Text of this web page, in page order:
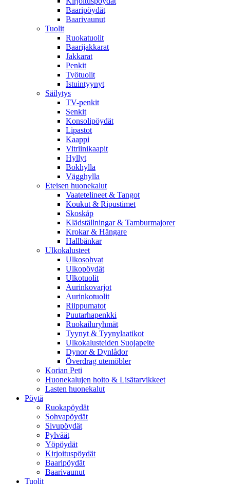
Baaripöydät
Baarivaunut
Tuolit
Ruokatuolit
Baarijakkarat
Jakkarat
Penkit
Työtuolit
Istuintyynyt
Säilytys
TV-penkit
Senkit
Konsolipöydät
Lipastot
Kaappi
Vitriinikaapit
Hyllyt
Bokhylla
Vägghylla
Eteisen huonekalut
Vaatetelineet & Tangot
Koukut & Ripustimet
Skoskåp
Klädställningar & Tamburmajorer
Krokar & Hängare
Hallbänkar
Ulkokalusteet
Ulkosohvat
Ulkopöydät
Ulkotuolit
Aurinkovarjot
Aurinkotuolit
Riippumatot
Puutarhapenkki
Ruokailuryhmät
Tyynyt & Tyynylaatikot
Ulkokalusteiden Suojapeite
Dynor & Dynlådor
Överdrag utemöbler
Korian Peti
Huonekalujen hoito & Lisätarvikkeet
Lasten huonekalut
Pöytä
Ruokapöydät
Sohvapöydät
Sivupöydät
Pylväät
Yöpöydät
Kirjoituspöydät
Baaripöydät
Baarivaunut
Tuolit